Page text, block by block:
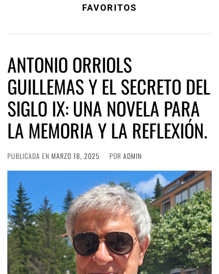
FAVORITOS
ANTONIO ORRIOLS
GUILLEMAS Y EL SECRETO DEL
SIGLO IX: UNA NOVELA PARA
LA MEMORIA Y LA REFLEXIÓN.
PUBLICADA EN MARZO 18, 2025 POR ADMIN